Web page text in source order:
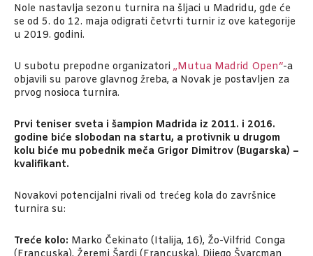
Nole nastavlja sezonu turnira na šljaci u Madridu, gde će
se od 5. do 12. maja odigrati četvrti turnir iz ove kategorije
u 2019. godini.
U subotu prepodne organizatori „Mutua Madrid Open“-a
objavili su parove glavnog žreba, a Novak je postavljen za
prvog nosioca turnira.
Prvi teniser sveta i šampion Madrida iz 2011. i 2016.
godine biće slobodan na startu, a protivnik u drugom
kolu biće mu pobednik meča Grigor Dimitrov (Bugarska) –
kvalifikant.
Novakovi potencijalni rivali od trećeg kola do završnice
turnira su:
Treće kolo: Marko Čekinato (Italija, 16), Žo-Vilfrid Conga